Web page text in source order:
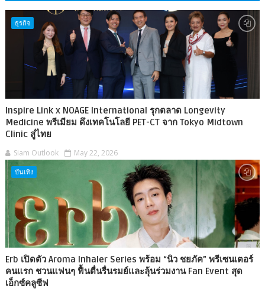
ธุรกิจ
Inspire Link x NOAGE International รุกตลาด Longevity
Medicine พรีเมียม ดึงเทคโนโลยี PET-CT จาก Tokyo Midtown
Clinic สู่ไทย
Siam Outlook May 22, 2026
บันเทิง
Erb เปิดตัว Aroma Inhaler Series พร้อม “นิว ชยภัค” พรีเซนเตอร์
คนแรก ชวนแฟนๆ ฟื้นตื่นรื่นรมย์และลุ้นร่วมงาน Fan Event สุด
เอ็กซ์คลูซีฟ